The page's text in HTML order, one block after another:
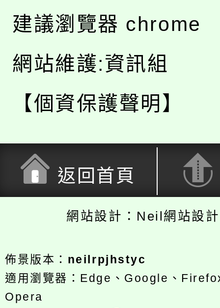
建議瀏覽器 chrome
網站維護:資訊組
【個資保護聲明】
返回首頁
網站設計：Neil網站設
佈景版本： neilrpjhstyc
適用瀏覽器：Edge、Google、
Opera